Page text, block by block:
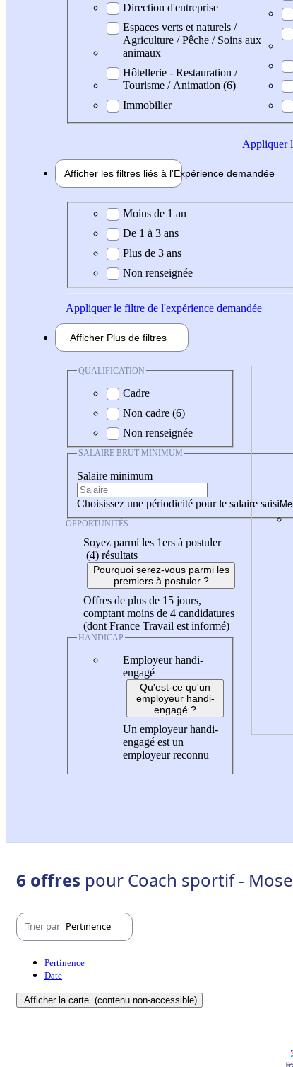
Direction d'entreprise
Espaces verts et naturels /
Agriculture / Pêche / Soins aux
animaux
Hôtellerie - Restauration /
Tourisme / Animation (6)
Immobilier
Appliquer
Afficher les filtres liés à l'Expérience demandée
Expérience demandée
Moins de 1 an
De 1 à 3 ans
Plus de 3 ans
Non renseignée
Appliquerle filtre de l'expérience demandée
Afficher Plus de filtres
QUALIFICATION
Cadre
Non cadre (6)
Non renseignée
SALAIRE BRUT MINIMUM
Salaire minimum
Choisissez une périodicité pour le salaire saisi
OPPORTUNITÉS
Soyez parmi les 1ers à postuler
(4) résultats
Pourquoi serez-vous parmi les
premiers à postuler ?
Offres de plus de 15 jours,
comptant moins de 4 candidatures
(dont France Travail est informé)
HANDICAP
Employeur handi-
engagé
Qu'est-ce qu'un
employeur handi-
engagé ?
Un employeur handi-
engagé est un
employeur reconnu
6 offres pour Coach sportif -
Trier par Pertinence
Pertinence
Date
Afficher la carte (contenu non-accessible)